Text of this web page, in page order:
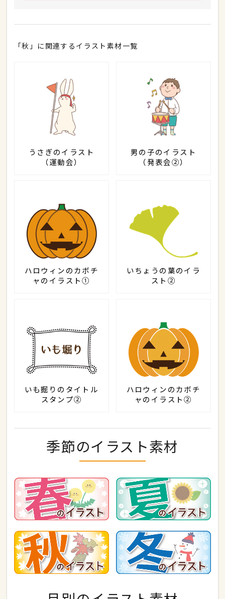
「秋」に関連するイラスト素材一覧
うさぎのイラスト
（運動会）
男の子のイラスト
（発表会②）
ハロウィンのカボチ
ャのイラスト①
いちょうの葉のイラ
スト②
いも掘りのタイトル
スタンプ②
ハロウィンのカボチ
ャのイラスト②
季節のイラスト素材